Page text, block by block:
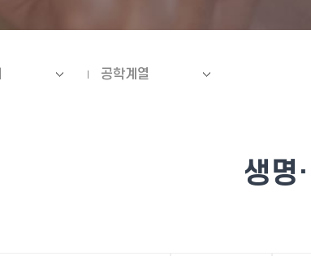
공학계열
생명